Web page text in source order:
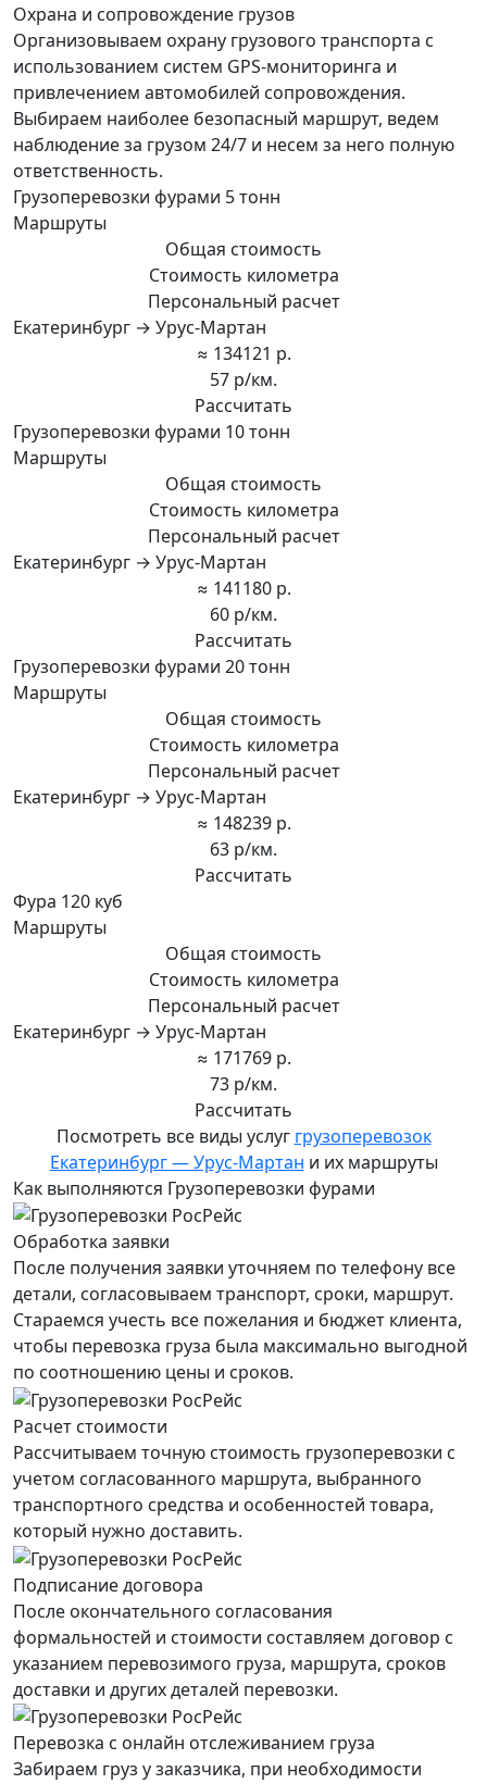
Охрана и сопровождение грузов
Организовываем охрану грузового транспорта с
использованием систем GPS-мониторинга и
привлечением автомобилей сопровождения.
Выбираем наиболее безопасный маршрут, ведем
наблюдение за грузом 24/7 и несем за него полную
ответственность.
Грузоперевозки фурами 5 тонн
Маршруты
Общая стоимость
Стоимость километра
Персональный расчет
Екатеринбург → Урус-Мартан
≈ 134121 р.
57 р/км.
Рассчитать
Грузоперевозки фурами 10 тонн
Маршруты
Общая стоимость
Стоимость километра
Персональный расчет
Екатеринбург → Урус-Мартан
≈ 141180 р.
60 р/км.
Рассчитать
Грузоперевозки фурами 20 тонн
Маршруты
Общая стоимость
Стоимость километра
Персональный расчет
Екатеринбург → Урус-Мартан
≈ 148239 р.
63 р/км.
Рассчитать
Фура 120 куб
Маршруты
Общая стоимость
Стоимость километра
Персональный расчет
Екатеринбург → Урус-Мартан
≈ 171769 р.
73 р/км.
Рассчитать
Посмотреть все виды услуг грузоперевозок
Екатеринбург — Урус-Мартан и их маршруты
Как выполняются Грузоперевозки фурами
Обработка заявки
После получения заявки уточняем по телефону все
детали, согласовываем транспорт, сроки, маршрут.
Стараемся учесть все пожелания и бюджет клиента,
чтобы перевозка груза была максимально выгодной
по соотношению цены и сроков.
Расчет стоимости
Рассчитываем точную стоимость грузоперевозки с
учетом согласованного маршрута, выбранного
транспортного средства и особенностей товара,
который нужно доставить.
Подписание договора
После окончательного согласования
формальностей и стоимости составляем договор с
указанием перевозимого груза, маршрута, сроков
доставки и других деталей перевозки.
Перевозка с онлайн отслеживанием груза
Забираем груз у заказчика, при необходимости